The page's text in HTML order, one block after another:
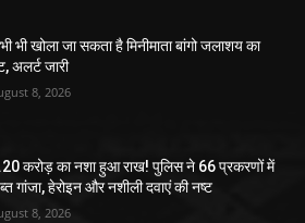
भी खोला जा सकता है मिनीमाता बांगो जलाशय का
अलर्ट जारी
8, 2026
करोड़ का नशा हुआ राख! पुलिस ने 66 प्रकरणों में
गांजा, हेरोइन और नशीली दवाएं की नष्ट
8, 2026